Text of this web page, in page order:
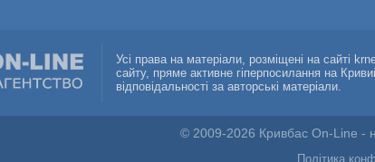
Усі права на матеріали, розміщені на сайті
сайту, пряме активне гіперпосилання на
відповідальності за авторські матеріали.
© 2009-2026 Кривбас On-Line -
Політика